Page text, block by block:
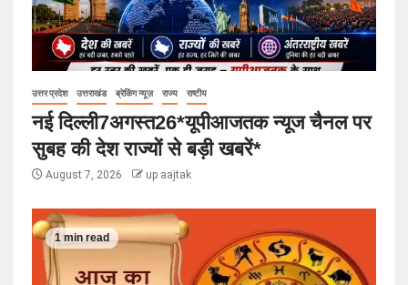
उत्तर प्रदेश उत्तराखंड ब्रेकिंग न्यूज़ राज्य राष्टीय
नई दिल्ली7अगस्त26*यूपीआजतक न्यूज चैनल पर
सुबह की देश राज्यों से बड़ी खबरें*
August 7, 2026 up aajtak
1 min read